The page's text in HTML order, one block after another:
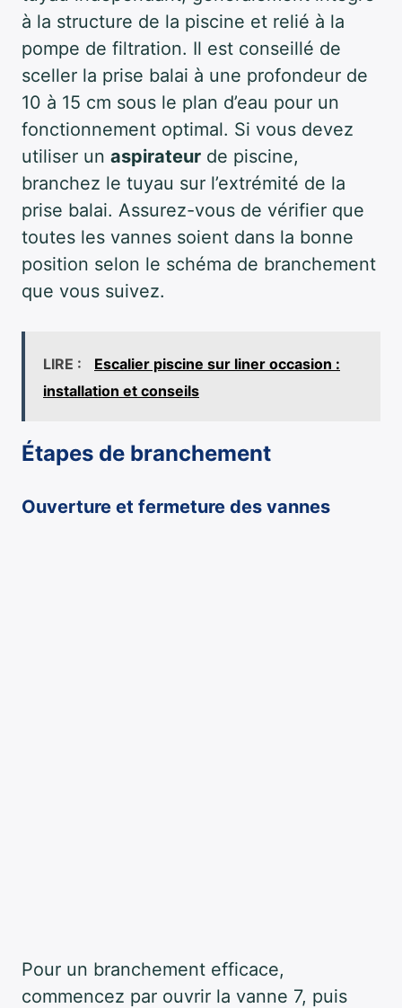
à la structure de la piscine et relié à la
pompe de filtration. Il est conseillé de
sceller la prise balai à une profondeur de
10 à 15 cm sous le plan d’eau pour un
fonctionnement optimal. Si vous devez
utiliser un aspirateur de piscine,
branchez le tuyau sur l’extrémité de la
prise balai. Assurez-vous de vérifier que
toutes les vannes soient dans la bonne
position selon le schéma de branchement
que vous suivez.
LIRE :
Escalier piscine sur liner occasion :
installation et conseils
Étapes de branchement
Ouverture et fermeture des vannes
Pour un branchement efficace,
commencez par ouvrir la vanne 7, puis